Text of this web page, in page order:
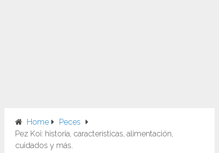
Home
Peces
Pez Koi: historia, características, alimentación,
cuidados y más.